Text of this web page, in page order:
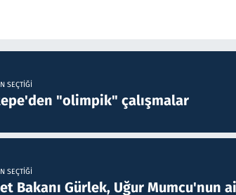
SEÇTIĞI
"olimpik" çalışmalar
SEÇTIĞI
Bakanı Gürlek, Uğur Mumcu'nun